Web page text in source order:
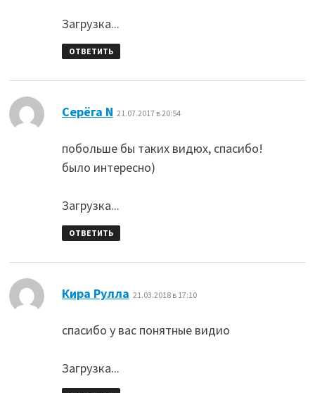
Загрузка...
ОТВЕТИТЬ
Серёга N 21.07.2017 в 20:54
побольше бы таких видюх, спасибо!
было интересно)
Загрузка...
ОТВЕТИТЬ
Кира Рулла 21.03.2018 в 17:10
спасибо у вас понятные видио
Загрузка...